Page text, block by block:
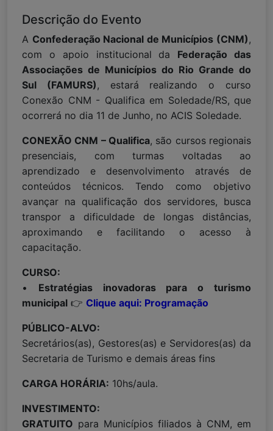
Descrição do Evento
A Confederação Nacional de Municípios (CNM),
com o apoio institucional da Federação das
Associações de Municípios do Rio Grande do
Sul (FAMURS), estará realizando o curso
Conexão CNM - Qualifica em Soledade/RS, que
ocorrerá no dia 11 de Junho, no ACIS Soledade.
CONEXÃO CNM – Qualifica, são cursos regionais
presenciais, com turmas voltadas ao
aprendizado e desenvolvimento através de
conteúdos técnicos. Tendo como objetivo
avançar na qualificação dos servidores, busca
transpor a dificuldade de longas distâncias,
aproximando e facilitando o acesso à
capacitação.
CURSO:
• Estratégias inovadoras para o turismo
municipal 👉 Clique aqui: Programação
PÚBLICO-ALVO:
Secretários(as), Gestores(as) e Servidores(as) da
Secretaria de Turismo e demais áreas fins
CARGA HORÁRIA: 10hs/aula.
INVESTIMENTO:
GRATUITO para Municípios filiados à CNM, em